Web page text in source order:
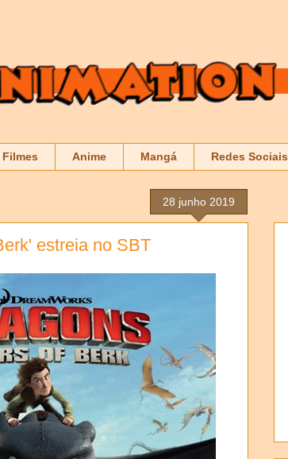
Filmes Anime Mangá Redes Sociais
28 junho 2019
estreia no SBT